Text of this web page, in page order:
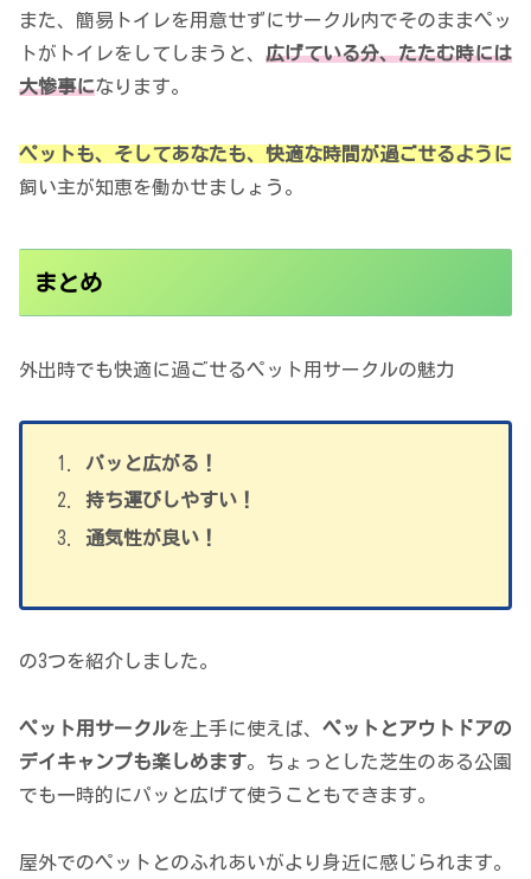
また、簡易トイレを用意せずにサークル内でそのままペッ
トがトイレをしてしまうと、 広げている分、たたむ時には
大惨事になります。
ペットも、そしてあなたも、快適な時間が過ごせるように
飼い主が知恵を働かせましょう。
まとめ
外出時でも快適に過ごせるペット用サークルの魅力
パッと広がる！
持ち運びしやすい！
通気性が良い！
の3つを紹介しました。
ペット用サークルを上手に使えば、 ペットとアウトドアの
デイキャンプも楽しめます。ちょっとした芝生のある公園
でも一時的にパッと広げて使うこともできます。
屋外でのペットとのふれあいがより身近に感じられます。